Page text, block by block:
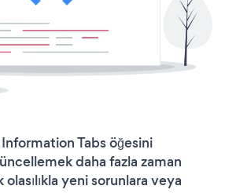
Tabs öğesini
daha fazla zaman
yeni sorunlara veya